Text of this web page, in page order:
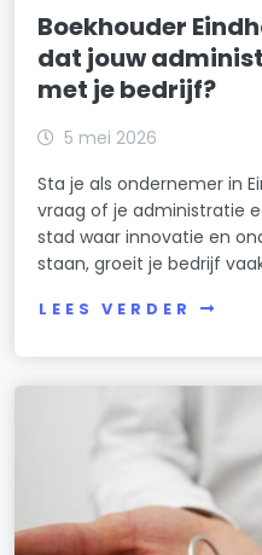
Boekhouder
dat jouw
met je bedrijf?
5 mei 2026
Sta je als ondernemer in
vraag of je administratie
stad waar innovatie en
staan, groeit je bedrijf
LEES VERDER